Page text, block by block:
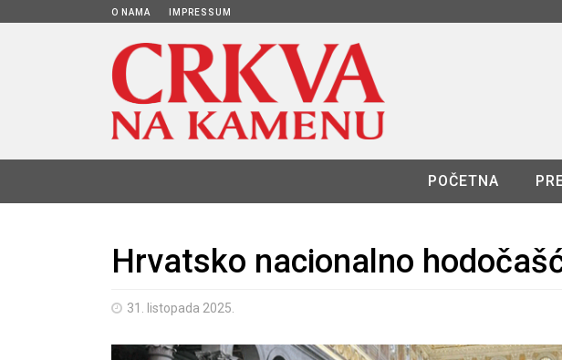
O NAMA IMPRESSUM
POČETNA
Hrvatsko nacionalno
31. listopada 2025.